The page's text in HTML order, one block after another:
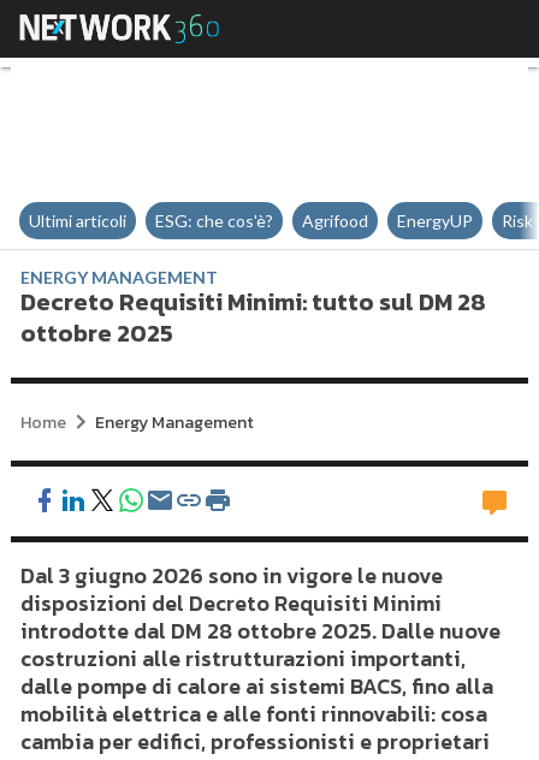
Decreto Requisiti Minimi: tutto
Ultimi articoli ESG: che cos'è? Agrifood EnergyUP Risk
ENERGY MANAGEMENT
Decreto Requisiti Minimi: tutto sul DM 28
ottobre 2025
Home Energy Management
Dal 3 giugno 2026 sono in vigore le nuove
disposizioni del Decreto Requisiti Minimi
introdotte dal DM 28 ottobre 2025. Dalle nuove
costruzioni alle ristrutturazioni importanti,
dalle pompe di calore ai sistemi BACS, fino alla
mobilità elettrica e alle fonti rinnovabili: cosa
cambia per edifici, professionisti e proprietari